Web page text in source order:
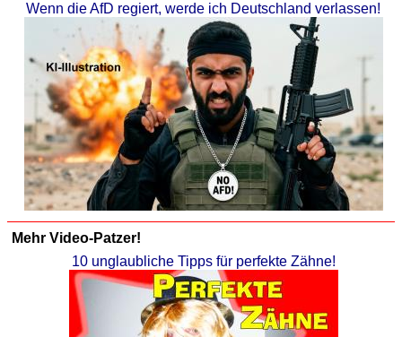
Wenn die AfD regiert, werde ich Deutschland verlassen!
Mehr Video-Patzer!
10 unglaubliche Tipps für perfekte Zähne!